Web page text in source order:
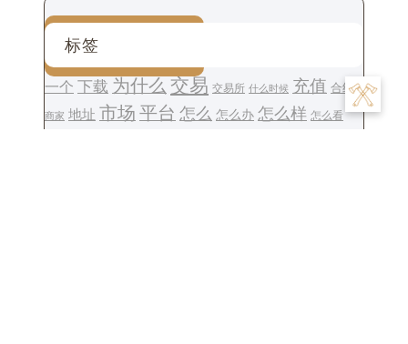
标签
一个 下载 为什么 交易 交易所 什么时候 充值 合约
商家 地址 市场 平台 怎么 怎么办 怎么样 怎么看